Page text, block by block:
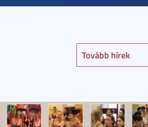
Tovább hírek